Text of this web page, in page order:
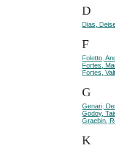
D
Dias,
F
Foletto,
Fortes,
Fortes,
G
Genari,
Godoy,
Graebin,
K